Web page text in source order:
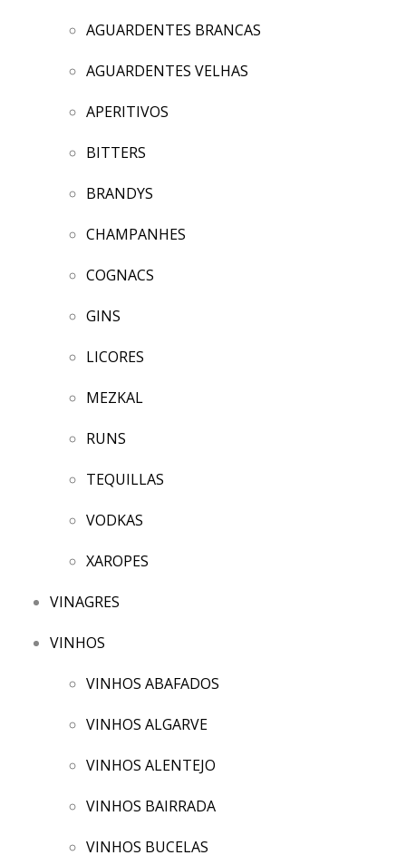
AGUARDENTES BRANCAS
AGUARDENTES VELHAS
APERITIVOS
BITTERS
BRANDYS
CHAMPANHES
COGNACS
GINS
LICORES
MEZKAL
RUNS
TEQUILLAS
VODKAS
XAROPES
VINAGRES
VINHOS
VINHOS ABAFADOS
VINHOS ALGARVE
VINHOS ALENTEJO
VINHOS BAIRRADA
VINHOS BUCELAS